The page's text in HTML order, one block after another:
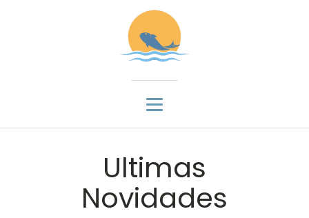
Ultimas
Novidades